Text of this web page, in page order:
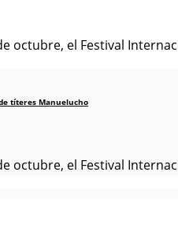
octubre, el Festival
títeres Manuelucho
octubre, el Festival